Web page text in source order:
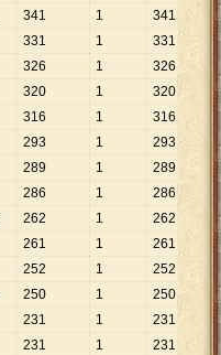
341 1
341
331 1
331
326 1
326
320 1
320
316 1
316
293 1
293
289 1
289
286 1
286
262 1
262
261 1
261
252 1
252
250 1
250
231 1
231
231 1
231